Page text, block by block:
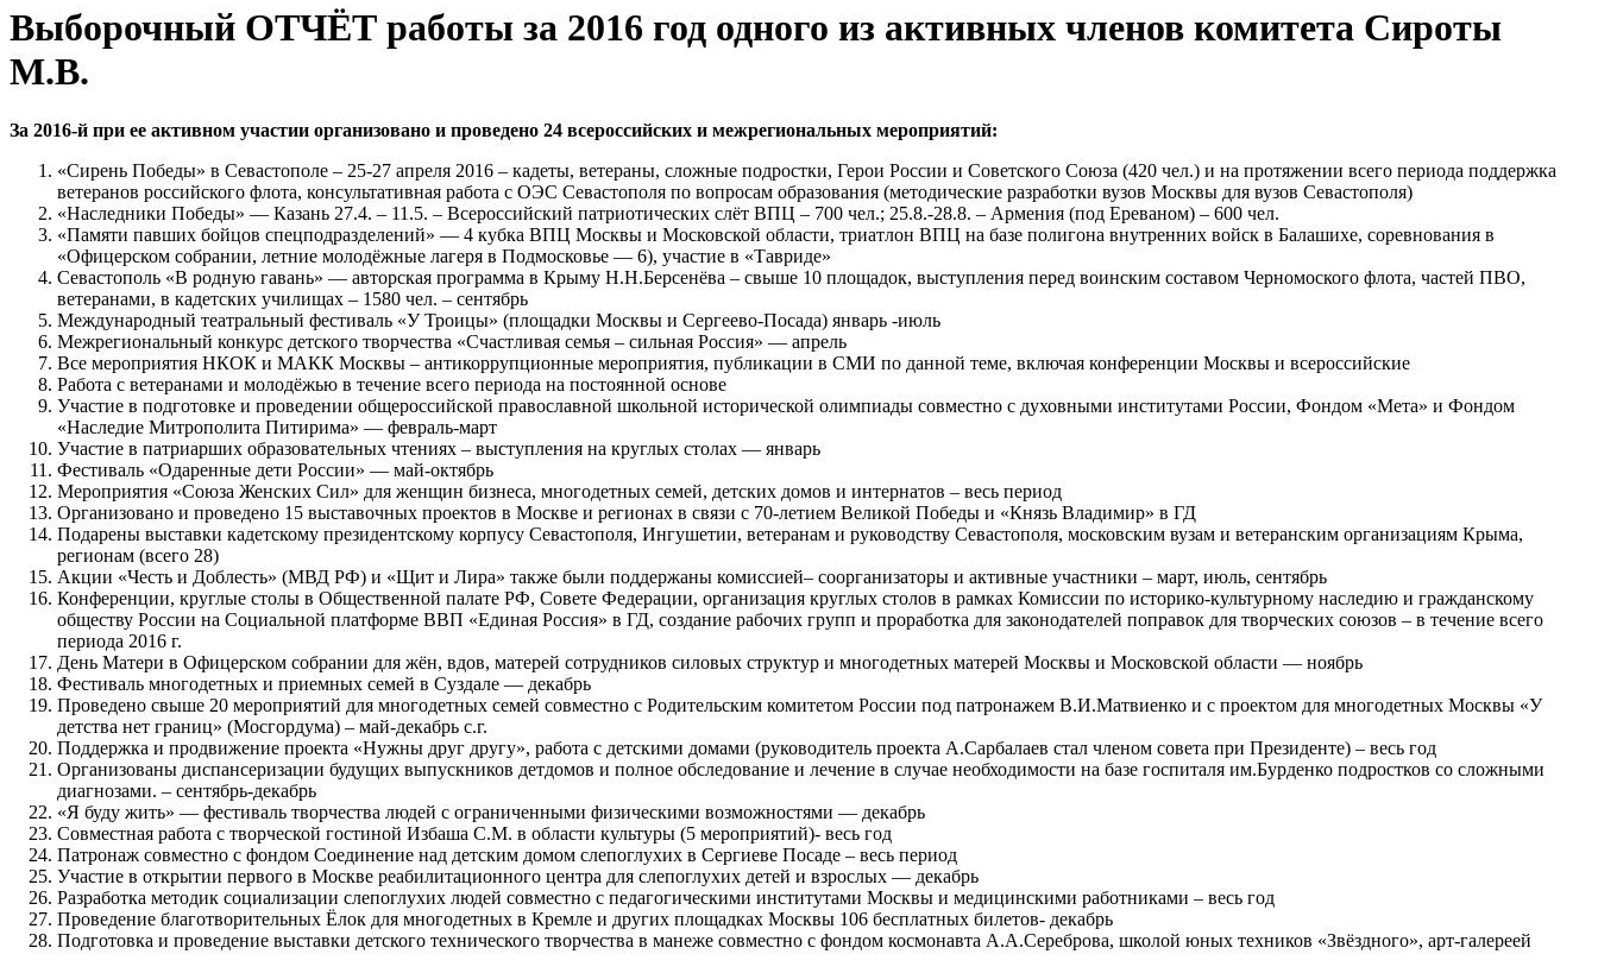
Выборочный ОТЧЁТ работы за 2016 год одного из активных членов комитета Сироты
М.В.
За 2016-й при ее активном участии организовано и проведено 24 всероссийских и межрегиональных мероприятий:
«Сирень Победы» в Севастополе – 25-27 апреля 2016 – кадеты, ветераны, сложные подростки, Герои России и Советского Союза (420 чел.) и на протяжении всего периода поддержка
ветеранов российского флота, консультативная работа с ОЭС Севастополя по вопросам образования (методические разработки вузов Москвы для вузов Севастополя)
«Наследники Победы» — Казань 27.4. – 11.5. – Всероссийский патриотических слёт ВПЦ – 700 чел.; 25.8.-28.8. – Армения (под Ереваном) – 600 чел.
«Памяти павших бойцов спецподразделений» — 4 кубка ВПЦ Москвы и Московской области, триатлон ВПЦ на базе полигона внутренних войск в Балашихе, соревнования в
«Офицерском собрании, летние молодёжные лагеря в Подмосковье — 6), участие в «Тавриде»
Севастополь «В родную гавань» — авторская программа в Крыму Н.Н.Берсенёва – свыше 10 площадок, выступления перед воинским составом Черномоского флота, частей ПВО,
ветеранами, в кадетских училищах – 1580 чел. – сентябрь
Международный театральный фестиваль «У Троицы» (площадки Москвы и Сергеево-Посада) январь -июль
Межрегиональный конкурс детского творчества «Счастливая семья – сильная Россия» — апрель
Все мероприятия НКОК и МАКК Москвы – антикоррупционные мероприятия, публикации в СМИ по данной теме, включая конференции Москвы и всероссийские
Работа с ветеранами и молодёжью в течение всего периода на постоянной основе
Участие в подготовке и проведении общероссийской православной школьной исторической олимпиады совместно с духовными институтами России, Фондом «Мета» и Фондом
«Наследие Митрополита Питирима» — февраль-март
Участие в патриарших образовательных чтениях – выступления на круглых столах — январь
Фестиваль «Одаренные дети России» — май-октябрь
Мероприятия «Союза Женских Сил» для женщин бизнеса, многодетных семей, детских домов и интернатов – весь период
Организовано и проведено 15 выставочных проектов в Москве и регионах в связи с 70-летием Великой Победы и «Князь Владимир» в ГД
Подарены выставки кадетскому президентскому корпусу Севастополя, Ингушетии, ветеранам и руководству Севастополя, московским вузам и ветеранским организациям Крыма,
регионам (всего 28)
Акции «Честь и Доблесть» (МВД РФ) и «Щит и Лира» также были поддержаны комиссией– соорганизаторы и активные участники – март, июль, сентябрь
Конференции, круглые столы в Общественной палате РФ, Совете Федерации, организация круглых столов в рамках Комиссии по историко-культурному наследию и гражданскому
обществу России на Социальной платформе ВВП «Единая Россия» в ГД, создание рабочих групп и проработка для законодателей поправок для творческих союзов – в течение всего
периода 2016 г.
День Матери в Офицерском собрании для жён, вдов, матерей сотрудников силовых структур и многодетных матерей Москвы и Московской области — ноябрь
Фестиваль многодетных и приемных семей в Суздале — декабрь
Проведено свыше 20 мероприятий для многодетных семей совместно с Родительским комитетом России под патронажем В.И.Матвиенко и с проектом для многодетных Москвы «У
детства нет границ» (Мосгордума) – май-декабрь с.г.
Поддержка и продвижение проекта «Нужны друг другу», работа с детскими домами (руководитель проекта А.Сарбалаев стал членом совета при Президенте) – весь год
Организованы диспансеризации будущих выпускников детдомов и полное обследование и лечение в случае необходимости на базе госпиталя им.Бурденко подростков со сложными
диагнозами. – сентябрь-декабрь
«Я буду жить» — фестиваль творчества людей с ограниченными физическими возможностями — декабрь
Совместная работа с творческой гостиной Избаша С.М. в области культуры (5 мероприятий)- весь год
Патронаж совместно с фондом Соединение над детским домом слепоглухих в Сергиеве Посаде – весь период
Участие в открытии первого в Москве реабилитационного центра для слепоглухих детей и взрослых — декабрь
Разработка методик социализации слепоглухих людей совместно с педагогическими институтами Москвы и медицинскими работниками – весь год
Проведение благотворительных Ёлок для многодетных в Кремле и других площадках Москвы 106 бесплатных билетов- декабрь
Подготовка и проведение выставки детского технического творчества в манеже совместно с фондом космонавта А.А.Сереброва, школой юных техников «Звёздного», арт-галереей